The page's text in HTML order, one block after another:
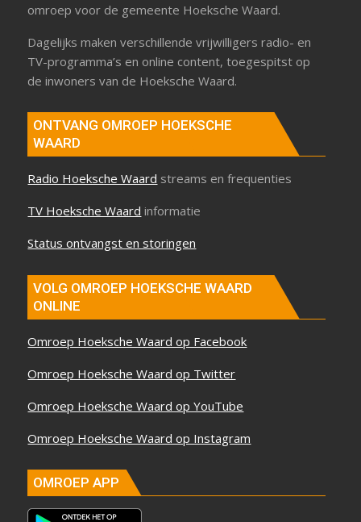
omroep voor de gemeente Hoeksche Waard.
Dagelijks maken verschillende vrijwilligers radio- en
TV-programma’s en online content, toegespitst op
de inwoners van de Hoeksche Waard.
ONTVANG OMROEP HOEKSCHE
WAARD
Radio Hoeksche Waard streams en frequenties
TV Hoeksche Waard informatie
Status ontvangst en storingen
VOLG OMROEP HOEKSCHE WAARD
ONLINE
Omroep Hoeksche Waard op Facebook
Omroep Hoeksche Waard op Twitter
Omroep Hoeksche Waard op YouTube
Omroep Hoeksche Waard op Instagram
OMROEP APP